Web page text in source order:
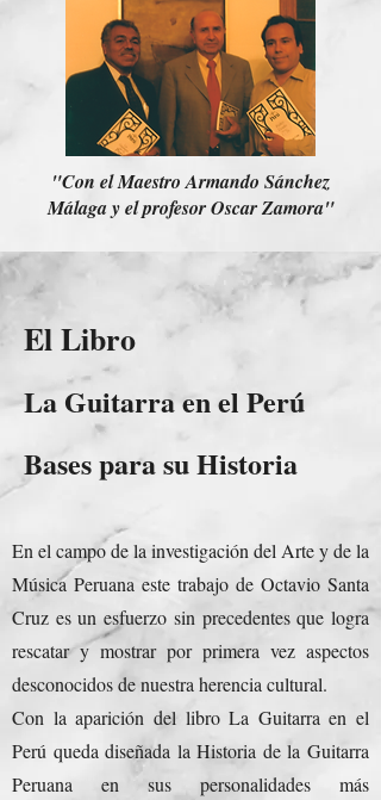
"Con el Maestro Armando Sánchez
Málaga y el profesor Oscar Zamora"
El Libro
La Guitarra en el Perú
Bases para su Historia
En el campo de la investigación del Arte y de la
Música Peruana este trabajo de Octavio Santa
Cruz es un esfuerzo sin precedentes que logra
rescatar y mostrar por primera vez aspectos
desconocidos de nuestra herencia cultural.
Con la aparición del libro La Guitarra en el
Perú queda diseñada la Historia de la Guitarra
Peruana en sus personalidades más